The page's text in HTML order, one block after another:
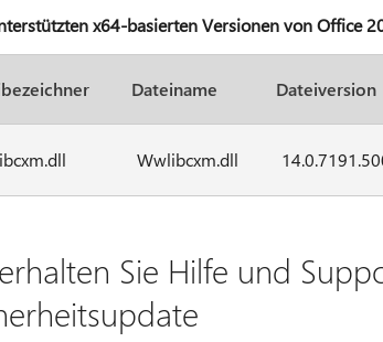
x64-basierten Versionen von Office
Dateiname Dateiversion
Wwlibcxm.dll
Sie Hilfe und